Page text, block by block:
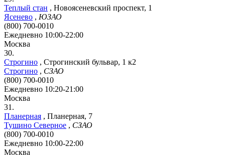
Теплый стан , Новоясеневский проспект, 1
Ясенево , ЮЗАО
(800) 700-0010
Ежедневно 10:00-22:00
Москва
30.
Строгино , Строгинский бульвар, 1 к2
Строгино , СЗАО
(800) 700-0010
Ежедневно 10:20-21:00
Москва
31.
Планерная , Планерная, 7
Тушино Северное , СЗАО
(800) 700-0010
Ежедневно 10:00-22:00
Москва